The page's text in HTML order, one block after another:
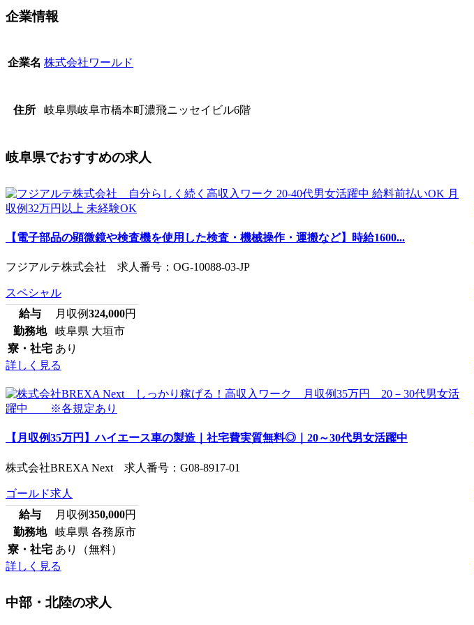
企業情報
企業名 株式会社ワールド
住所 岐阜県岐阜市橋本町濃飛ニッセイビル6階
岐阜県でおすすめの求人
【電子部品の顕微鏡や検査機を使用した検査・機械操作・運搬など】時給1600...
フジアルテ株式会社 求人番号：OG-10088-03-JP
スペシャル
給与
月収例324,000円
勤務地
岐阜県 大垣市
寮・社宅 あり
詳しく見る
【月収例35万円】ハイエース車の製造｜社宅費実質無料◎｜20～30代男女活躍中
株式会社BREXA Next 求人番号：G08-8917-01
ゴールド求人
給与
月収例350,000円
勤務地
岐阜県 各務原市
寮・社宅 あり（無料）
詳しく見る
中部・北陸の求人